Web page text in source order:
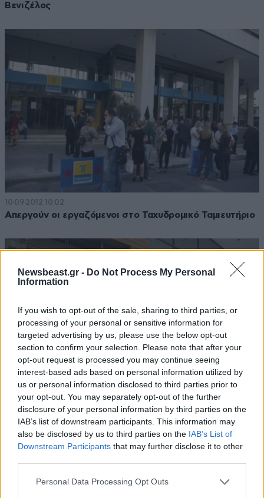
Newsbeast.gr - Do Not Process My Personal
Information
If you wish to opt-out of the sale, sharing to third parties, or
processing of your personal or sensitive information for
targeted advertising by us, please use the below opt-out
section to confirm your selection. Please note that after your
opt-out request is processed you may continue seeing
interest-based ads based on personal information utilized by
us or personal information disclosed to third parties prior to
your opt-out. You may separately opt-out of the further
disclosure of your personal information by third parties on the
IAB’s list of downstream participants. This information may
also be disclosed by us to third parties on the IAB’s List of
Downstream Participants that may further disclose it to other
Please note that this website/app uses one or more Google
Personal Data Processing Opt Outs
Βενιζέλος
10·09·2012 10:02
Απεργούν οι εργαζόμενοι στο Ταχυδρομικό Ταμιευτήριο
09·09·2012 13:23
Απεργούν εκ νέου οι εργαζόμενοι του ΤΤ